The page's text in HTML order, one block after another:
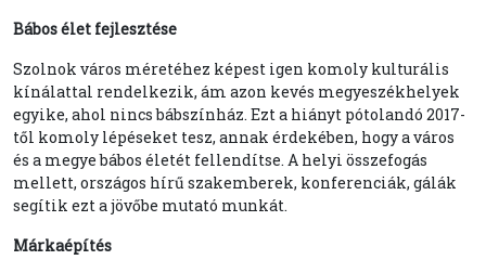
Bábos élet fejlesztése
Szolnok város méretéhez képest igen komoly kulturális
kínálattal rendelkezik, ám azon kevés megyeszékhelyek
egyike, ahol nincs bábszínház. Ezt a hiányt pótolandó 2017-
től komoly lépéseket tesz, annak érdekében, hogy a város
és a megye bábos életét fellendítse. A helyi összefogás
mellett, országos hírű szakemberek, konferenciák, gálák
segítik ezt a jövőbe mutató munkát.
Márkaépítés